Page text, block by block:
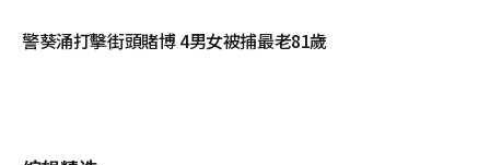
警葵涌打擊街頭賭博 4男女被捕最老81歲